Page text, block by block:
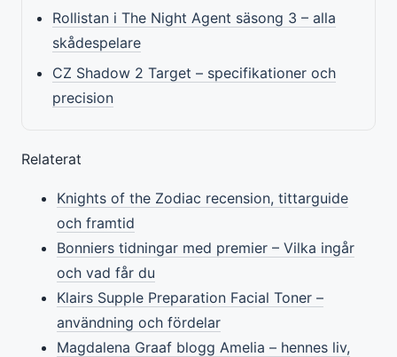
Rollistan i The Night Agent säsong 3 – alla
skådespelare
CZ Shadow 2 Target – specifikationer och
precision
Relaterat
Knights of the Zodiac recension, tittarguide
och framtid
Bonniers tidningar med premier – Vilka ingår
och vad får du
Klairs Supple Preparation Facial Toner –
användning och fördelar
Magdalena Graaf blogg Amelia – hennes liv,